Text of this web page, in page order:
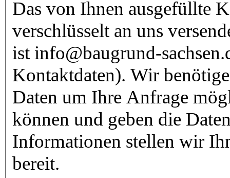
Das von Ihnen ausgefüllte
verschlüsselt an uns
ist info@baugrund-
Kontaktdaten). Wir
Daten um Ihre Anfrage
können und geben die
Informationen stellen wir
bereit.